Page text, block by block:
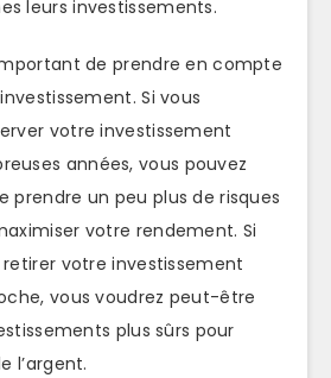
leurs investissements.
de prendre en compte
Si vous
votre investissement
années, vous pouvez
prendre un peu plus de risques
votre rendement. Si
votre investissement
vous voudrez peut-être
plus sûrs pour
l’argent.